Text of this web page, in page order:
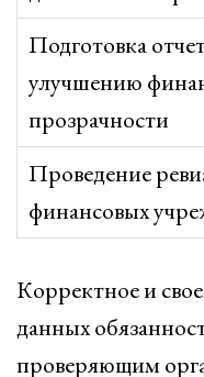
Подготовка
улучшению
прозрачности
Проведение
финансовых
Корректное и
данных
проверяющим